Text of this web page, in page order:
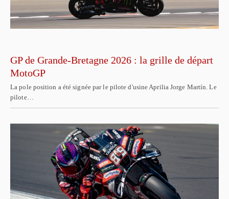
GP de Grande-Bretagne 2026 : la grille de départ
MotoGP
La pole position a été signée par le pilote d'usine Aprilia Jorge Martín. Le
pilote…